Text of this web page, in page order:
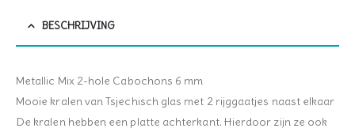
BESCHRIJVING
Metallic Mix 2-hole Cabochons 6 mm
Mooie kralen van Tsjechisch glas met 2 rijggaatjes naast elkaar
De kralen hebben een platte achterkant. Hierdoor zijn ze ook